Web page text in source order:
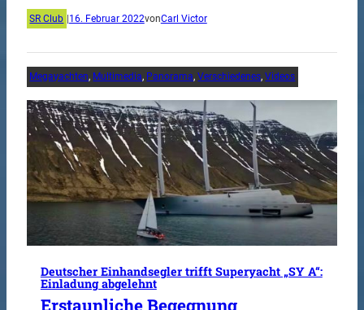
SR Club 16. Februar 2022vonCarl Victor
Megayachten, Multimedia, Panorama, Verschiedenes, Videos
Deutscher Einhandsegler trifft Superyacht „SY A“:
Einladung abgelehnt
Erstaunliche Begegnung